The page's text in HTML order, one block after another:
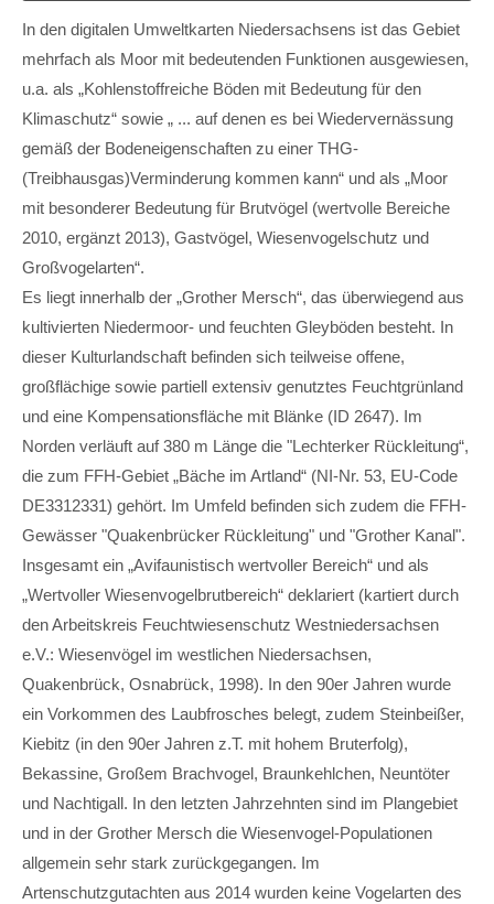
In den digitalen Umweltkarten Niedersachsens ist das Gebiet
mehrfach als Moor mit bedeutenden Funktionen ausgewiesen,
u.a. als „Kohlenstoffreiche Böden mit Bedeutung für den
Klimaschutz“ sowie „ ... auf denen es bei Wiedervernässung
gemäß der Bodeneigenschaften zu einer THG-
(Treibhausgas)Verminderung kommen kann“ und als „Moor
mit besonderer Bedeutung für Brutvögel (wertvolle Bereiche
2010, ergänzt 2013), Gastvögel, Wiesenvogelschutz und
Großvogelarten“.
Es liegt innerhalb der „Grother Mersch“, das überwiegend aus
kultivierten Niedermoor- und feuchten Gleyböden besteht. In
dieser Kulturlandschaft befinden sich teilweise offene,
großflächige sowie partiell extensiv genutztes Feuchtgrünland
und eine Kompensationsfläche mit Blänke (ID 2647). Im
Norden verläuft auf 380 m Länge die "Lechterker Rückleitung“,
die zum FFH-Gebiet „Bäche im Artland“ (NI-Nr. 53, EU-Code
DE3312331) gehört. Im Umfeld befinden sich zudem die FFH-
Gewässer "Quakenbrücker Rückleitung" und "Grother Kanal".
Insgesamt ein „Avifaunistisch wertvoller Bereich“ und als
„Wertvoller Wiesenvogelbrutbereich“ deklariert (kartiert durch
den Arbeitskreis Feuchtwiesenschutz Westniedersachsen
e.V.: Wiesenvögel im westlichen Niedersachsen,
Quakenbrück, Osnabrück, 1998). In den 90er Jahren wurde
ein Vorkommen des Laubfrosches belegt, zudem Steinbeißer,
Kiebitz (in den 90er Jahren z.T. mit hohem Bruterfolg),
Bekassine, Großem Brachvogel, Braunkehlchen, Neuntöter
und Nachtigall. In den letzten Jahrzehnten sind im Plangebiet
und in der Grother Mersch die Wiesenvogel-Populationen
allgemein sehr stark zurückgegangen. Im
Artenschutzgutachten aus 2014 wurden keine Vogelarten des